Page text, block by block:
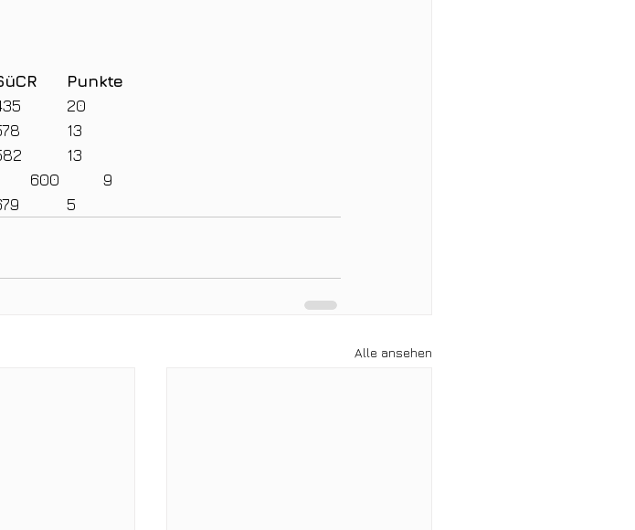
Platz	Mannschaft					SüCR	Punkte
1		GC Schwarze Heide Kirchhellen	435		20
2		GC Hünxerwald II				578		13
3		GC Issum III					582		13
4		GC Schloss Haag II				600		9
5		GC Am Kloster Kamp II			679		5
Alle ansehen